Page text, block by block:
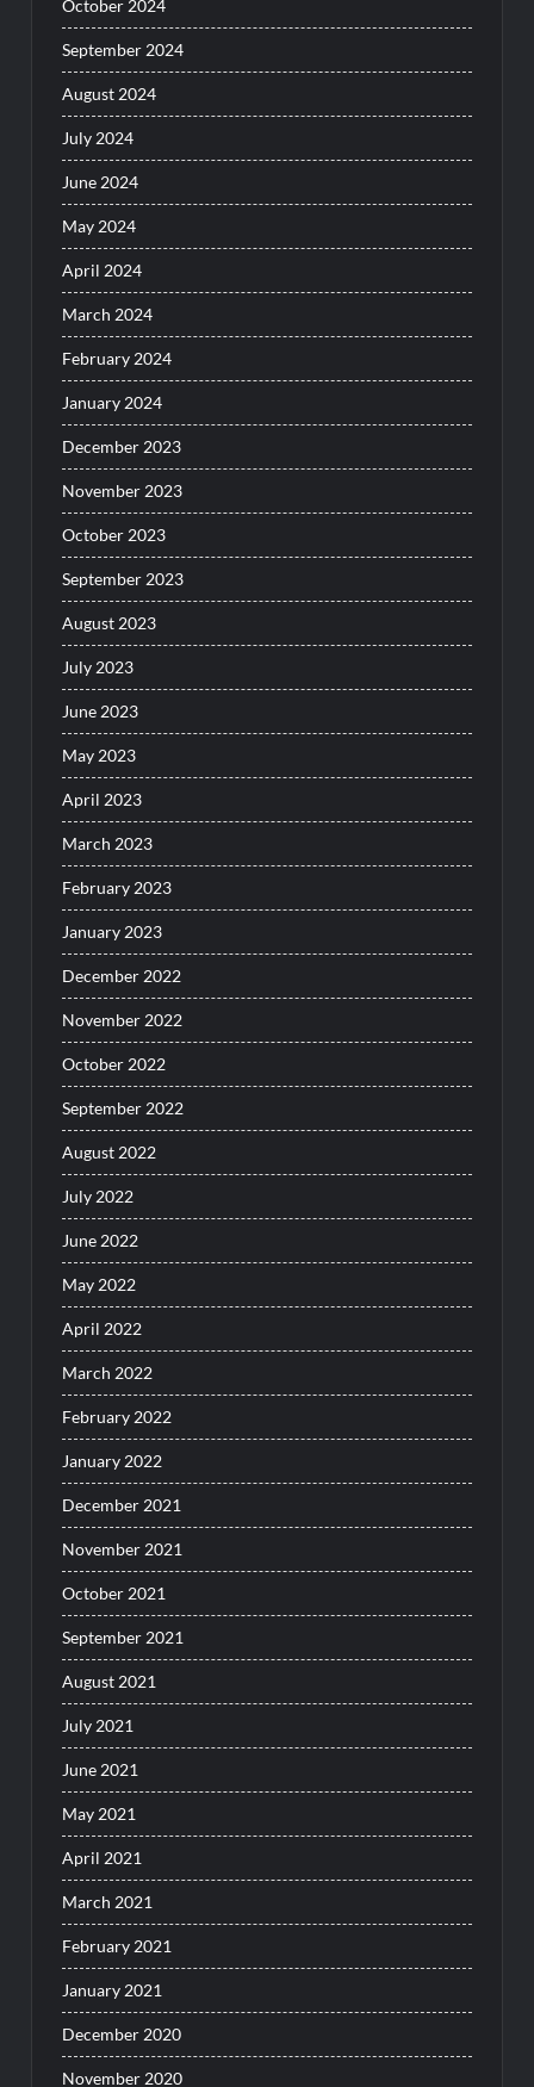
October 2024
September 2024
August 2024
July 2024
June 2024
May 2024
April 2024
March 2024
February 2024
January 2024
December 2023
November 2023
October 2023
September 2023
August 2023
July 2023
June 2023
May 2023
April 2023
March 2023
February 2023
January 2023
December 2022
November 2022
October 2022
September 2022
August 2022
July 2022
June 2022
May 2022
April 2022
March 2022
February 2022
January 2022
December 2021
November 2021
October 2021
September 2021
August 2021
July 2021
June 2021
May 2021
April 2021
March 2021
February 2021
January 2021
December 2020
November 2020